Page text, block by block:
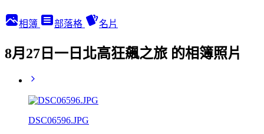
相簿 部落格 名片
8月27日一日北高狂飆之旅 的相簿照片
DSC06596.JPG